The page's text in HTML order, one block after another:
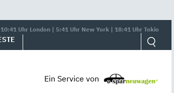
Uhr London | 5:41 Uhr New York | 18:41 Uhr Tokio
Ein Service von